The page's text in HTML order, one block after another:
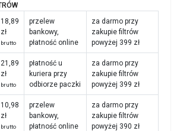
18,89
zł
brutto
przelew
bankowy,
płatność online
za darmo przy
zakupie filtrów
powyżej 399 zł
21,89
zł
brutto
płatność u
kuriera przy
odbiorze paczki
za darmo przy
zakupie filtrów
powyżej 399 zł
10,98
zł
brutto
przelew
bankowy,
płatność online
za darmo przy
zakupie filtrów
powyżej 390 zł